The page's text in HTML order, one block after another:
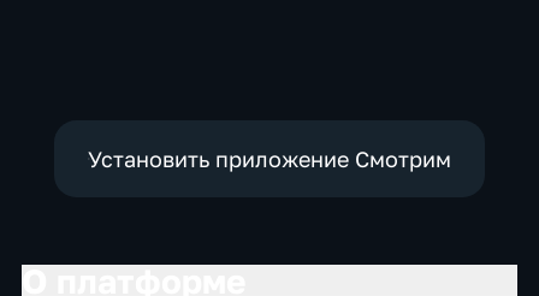
Установить приложение Смотрим